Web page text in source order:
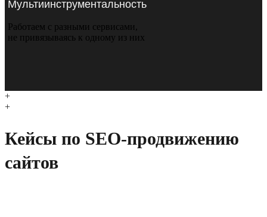
Мультиинструментальность
Работаем с разными сервисами,
не привязываясь к одному из них
+
+
Кейсы по SEO-продвижению
сайтов